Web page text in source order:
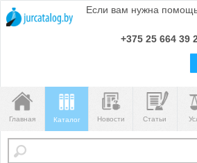
Если вам нужна
+375 25 664 39
Главная Каталог Новости Статьи